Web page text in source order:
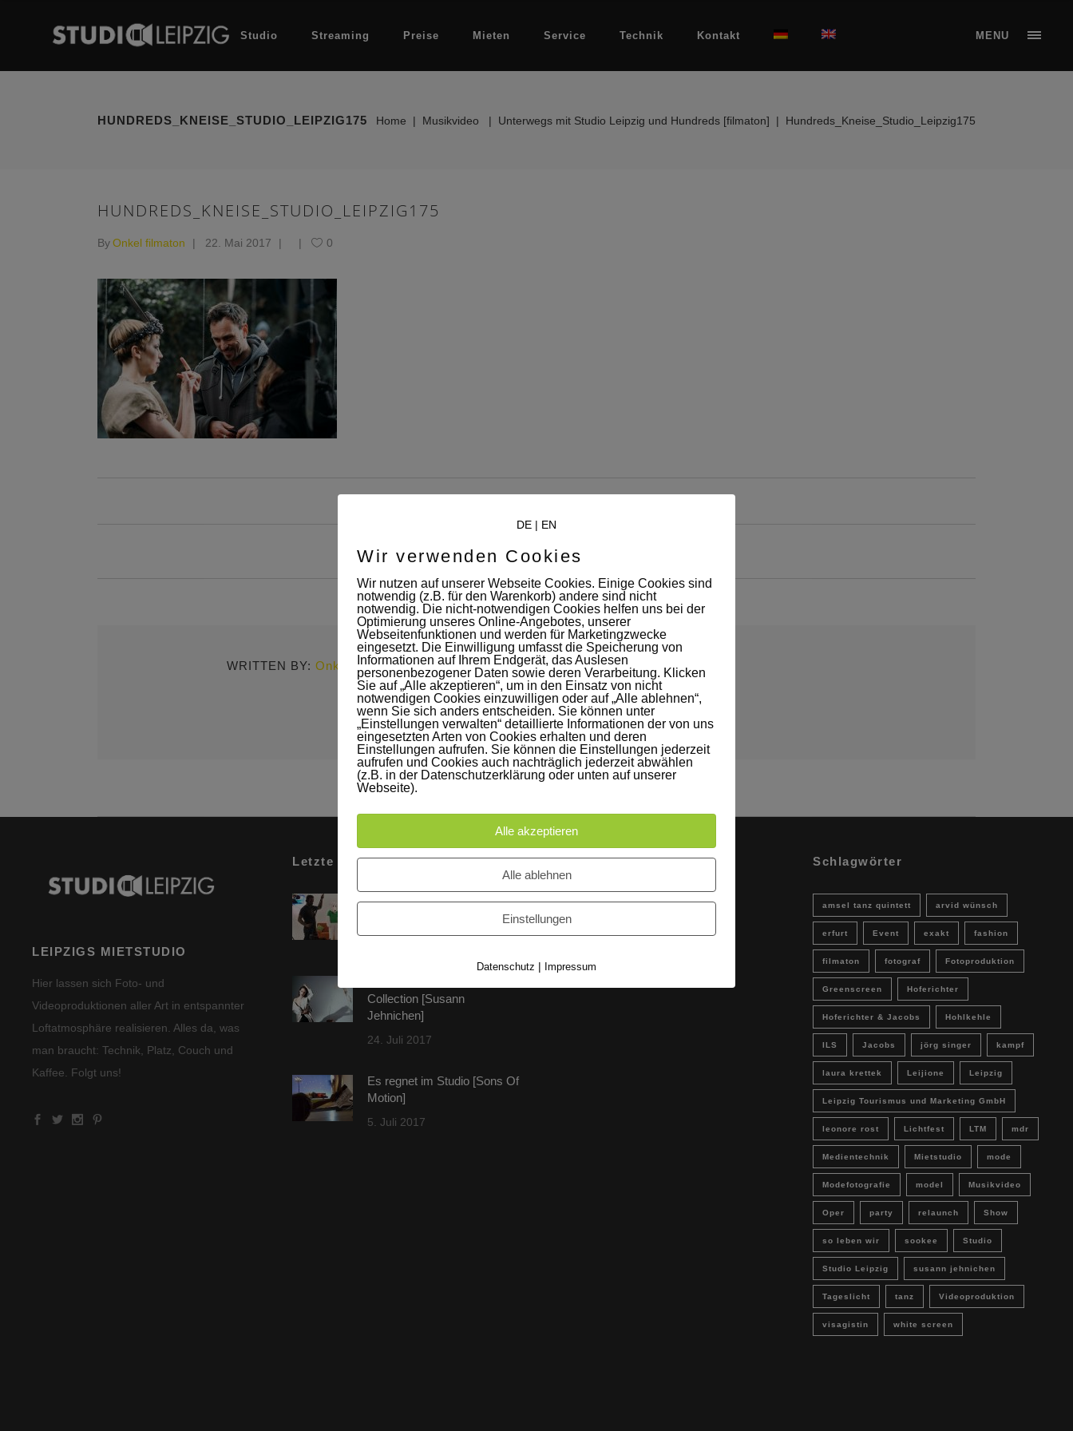
Studio Streaming Preise Mieten Service Technik Kontakt MENU
HUNDREDS_KNEISE_STUDIO_LEIPZIG175 Home | Musikvideo | Unterwegs mit Studio Leipzig und Hundreds [filmaton] | Hundreds_Kneise_Studio_Leipzig175
HUNDREDS_KNEISE_STUDIO_LEIPZIG175
ByOnkel filmaton 22. Mai 2017 0
WRITTEN BY: Onkel filmaton
LEIPZIGS MIETSTUDIO
Hier lassen sich Foto- und
Videoproduktionen aller Art in entspannter
Loftatmosphäre realisieren. Alles da, was
man braucht: Technik, Platz, Couch und
Kaffee. Folgt uns!
Letzte Beiträge
60 Jahre WG UNITAS eG
Collection [Susann
Jehnichen]
24. Juli 2017
Es regnet im Studio [Sons Of
Motion]
5. Juli 2017
Instagram Schlagwörter
amsel tanz quintett arvid wünsch
erfurt Event exakt fashion
filmaton fotograf Fotoproduktion
Greenscreen Hoferichter
Hoferichter & Jacobs Hohlkehle
ILS Jacobs jörg singer kampf
laura krettek Leijione Leipzig
Leipzig Tourismus und Marketing GmbH
leonore rost Lichtfest LTM mdr
Medientechnik Mietstudio mode
Modefotografie model Musikvideo
Oper party relaunch Show
so leben wir sookee Studio
Studio Leipzig susann jehnichen
Tageslicht tanz Videoproduktion
visagistin white screen
DE | EN
Wir verwenden Cookies
Wir nutzen auf unserer Webseite Cookies. Einige Cookies sind
notwendig (z.B. für den Warenkorb) andere sind nicht
notwendig. Die nicht-notwendigen Cookies helfen uns bei der
Optimierung unseres Online-Angebotes, unserer
Webseitenfunktionen und werden für Marketingzwecke
eingesetzt. Die Einwilligung umfasst die Speicherung von
Informationen auf Ihrem Endgerät, das Auslesen
personenbezogener Daten sowie deren Verarbeitung. Klicken
Sie auf „Alle akzeptieren“, um in den Einsatz von nicht
notwendigen Cookies einzuwilligen oder auf „Alle ablehnen“,
wenn Sie sich anders entscheiden. Sie können unter
„Einstellungen verwalten“ detaillierte Informationen der von uns
eingesetzten Arten von Cookies erhalten und deren
Einstellungen aufrufen. Sie können die Einstellungen jederzeit
aufrufen und Cookies auch nachträglich jederzeit abwählen
(z.B. in der Datenschutzerklärung oder unten auf unserer
Webseite).
Alle akzeptieren
Alle ablehnen
Einstellungen
Datenschutz | Impressum